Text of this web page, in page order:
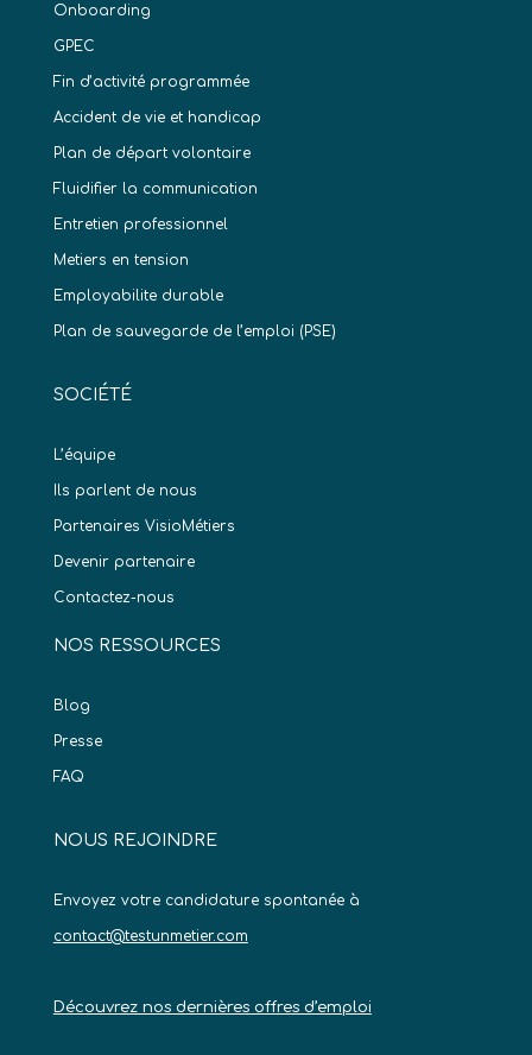
Onboarding
GPEC
Fin d’activité programmée
Accident de vie et handicap
Plan de départ volontaire
Fluidifier la communication
Entretien professionnel
Metiers en tension
Employabilite durable
Plan de sauvegarde de l’emploi (PSE)
SOCIÉTÉ
L’équipe
Ils parlent de nous
Partenaires VisioMétiers
Devenir partenaire
Contactez-nous
NOS RESSOURCES
Blog
Presse
FAQ
NOUS REJOINDRE
Envoyez votre candidature spontanée à
contact@testunmetier.com
Découvrez nos dernières offres d’emploi